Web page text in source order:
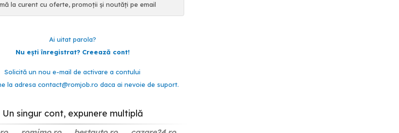
la curent cu oferte, promoții și noutăți pe email
Ai uitat parola?
Nu ești înregistrat? Creează cont!
Solicită un nou e-mail de activare a contului
la adresa contact@romjob.ro daca ai nevoie de suport.
Un singur cont, expunere multiplă